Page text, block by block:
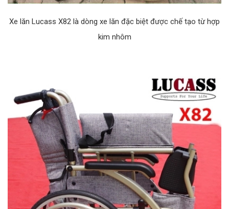
Xe lăn Lucass X82 là dòng xe lăn đặc biệt được chế tạo từ hợp
kim nhôm